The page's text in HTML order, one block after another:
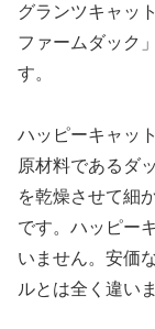
グランツキャッ
ファームダック
す。
ハッピーキャッ
原材料であるダ
を乾燥させて細
です。ハッピー
いません。安価
ルとは全く違い